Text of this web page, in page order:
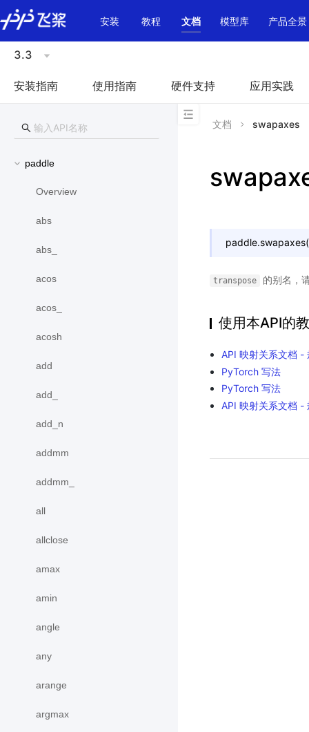
\u200E
安装
教程 文档 模型库 产品全景
3.3
安装指南 使用指南 硬件支持 应用实践
paddle
Overview
abs
abs_
acos
acos_
acosh
add
add_
add_n
addmm
addmm_
all
allclose
amax
amin
angle
any
arange
argmax
文档 swapaxes
paddle.swapaxes(
transpose 的别名，
使用本API的
API 映射关系文档 -
PyTorch 写法
PyTorch 写法
API 映射关系文档 -